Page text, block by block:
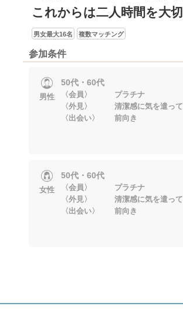
これからは二人時間を大
男女最大16名 複数マッチング
参加条件
男性
50代・60代
〈会員〉 プラチナ
〈外見〉 清潔感に気を遣って
〈出会い〉 前向き
女性
50代・60代
〈会員〉 プラチナ
〈外見〉 清潔感に気を遣って
〈出会い〉 前向き